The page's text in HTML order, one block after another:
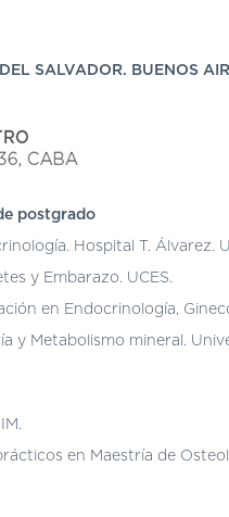
SALVADOR. BUENOS
postgrado
Hospital T. Álvarez.
y Embarazo. UCES.
en Endocrinología,
y Metabolismo mineral.
en Maestría de